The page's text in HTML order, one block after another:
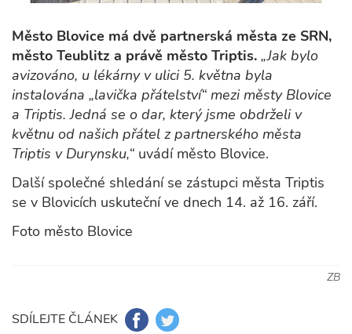
Město Blovice má dvě partnerská města ze SRN,
město Teublitz a právě město Triptis. „Jak bylo
avizováno, u lékárny v ulici 5. května byla
instalována „lavička přátelství“ mezi městy Blovice
a Triptis. Jedná se o dar, který jsme obdrželi v
květnu od našich přátel z partnerského města
Triptis v Durynsku,“ uvádí město Blovice.
Další společné shledání se zástupci města Triptis
se v Blovicích uskuteční ve dnech 14. až 16. září.
Foto město Blovice
ZB
SDÍLEJTE ČLÁNEK